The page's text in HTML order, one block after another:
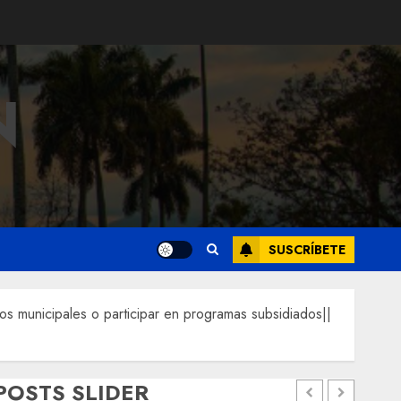
SUSCRÍBETE
municipales o participar en programas subsidiados||
SLIDER